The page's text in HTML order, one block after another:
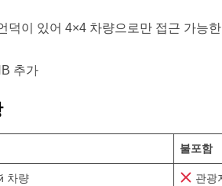
덕이 있어 4×4 차량으로만 접근 가능
추가
불포함
차량 관광